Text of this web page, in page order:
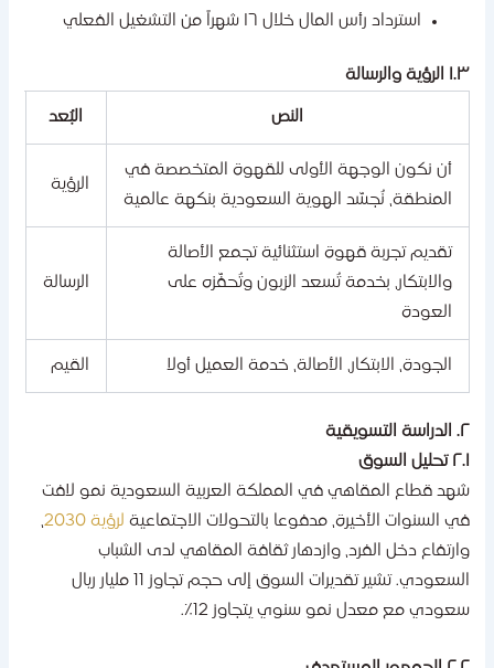
استرداد رأس المال خلال ١٦ شهراً من التشغيل الفعلي
أن نكون الوجهة الأولى للقهوة المتخصصة في
المنطقة، نُجسّد الهوية السعودية بنكهة عالمية
الرؤية
تقديم تجربة قهوة استثنائية تجمع الأصالة
والابتكار، بخدمة تُسعد الزبون وتُحفّزه على
العودة
الرسالة
الجودة، الابتكار، الأصالة، خدمة العميل أولا القيم
قطاع المقاهي في المملكة العربية السعودية نمو لافت
السنوات الأخيرة، مدفوعا بالتحولات الاجتماعيةلرؤية 2030
،
دخل الفرد، وازدهار ثقافة المقاهي لدى الشباب
السعودي. تشير تقديرات السوق إلى حجم تجاوز 11 مليار ريال
مع معدل نمو سنوي يتجاوز 12٪.